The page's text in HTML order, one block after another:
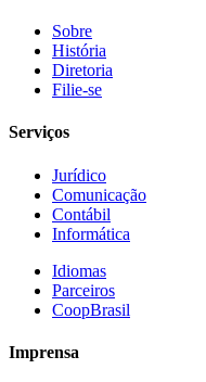
Sobre
História
Diretoria
Filie-se
Serviços
Jurídico
Comunicação
Contábil
Informática
Idiomas
Parceiros
CoopBrasil
Imprensa